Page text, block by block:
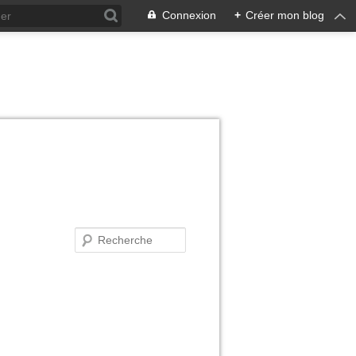
Connexion + Créer mon blog